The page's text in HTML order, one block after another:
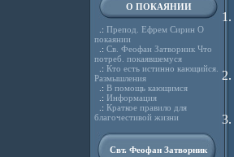
О ПОКАЯНИИ
.: Препод. Ефрем Сирин О
покаянии
.: Св. Феофан Затворник Что
потреб. покаявшемуся
.: Кто есть истинно кающийся.
Размышления
.: В помощь кающимся
.: Информация
.: Краткое правило для
благочестивой жизни
Свт. Феофан Затворник